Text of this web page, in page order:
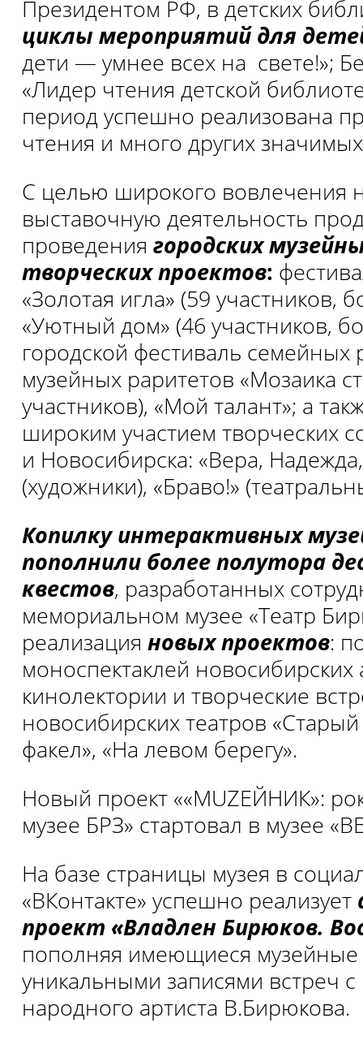
Президентом РФ, в детских
циклы мероприятий для
дети — умнее всех на свете!»;
«Лидер чтения детской
период успешно реализована
чтения и много других
С целью широкого вовлечения
выставочную деятельность
проведения городских
творческих проектов:
«Золотая игла» (59 участников,
«Уютный дом» (46 участников,
городской фестиваль семейных
музейных раритетов «Мозаика
участников), «Мой талант»; а
широким участием творческих
и Новосибирска: «Вера,
(художники), «Браво!»
Копилку интерактивных
пополнили более полутора
квестов, разработанных
мемориальном музее «Театр
реализация новых проектов:
моноспектаклей новосибирских
кинолектории и творческие
новосибирских театров
факел», «На левом берегу».
Новый проект ««MUZЕЙНИК»:
музее БРЗ» стартовал в музее
На базе страницы музея в
«ВКонтакте» успешно реализует
проект «Владлен Бирюков.
пополняя имеющиеся
уникальными записями встреч с
народного артиста В.Бирюкова.